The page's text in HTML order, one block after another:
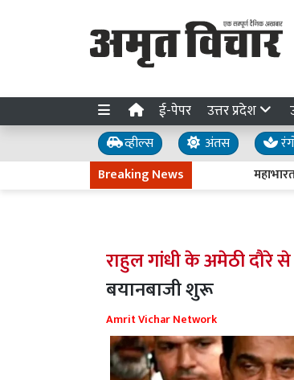
ई-पेपर उत्तर प्रदेश
व्हील्स अंतस
Breaking News
महाभारत
राहुल गांधी के अमेठी दौरे
बयानबाजी शुरू
Amrit Vichar Network